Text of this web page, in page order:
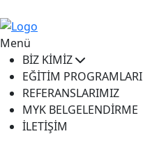
Menü
BİZ KİMİZ
EĞİTİM PROGRAMLARI
REFERANSLARIMIZ
MYK BELGELENDİRME
İLETİŞİM